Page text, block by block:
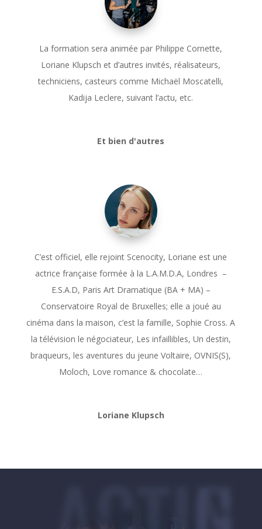
La formation sera animée par Philippe Cornette,
Loriane Klupsch et d’autres invités, réalisateurs,
techniciens, casteurs comme Michaël Moscatelli,
Kadija Leclere, suivant l’actu, etc.
Et bien d'autres
C’est officiel, elle rejoint Scenocity, Loriane est une
actrice française formée à la L.A.M.D.A, Londres –
E.S.A.D, Paris Art Dramatique (BA + MA) –
Conservatoire Royal de Bruxelles; elle a joué au
cinéma dans la maison, c’est la famille, Sophie Cross. A
la télévision le négociateur, Les infaillibles, Un destin,
braqueurs, les aventures du jeune Voltaire, OVNIS(S),
Moloch, Love romance & chocolate…
Loriane Klupsch